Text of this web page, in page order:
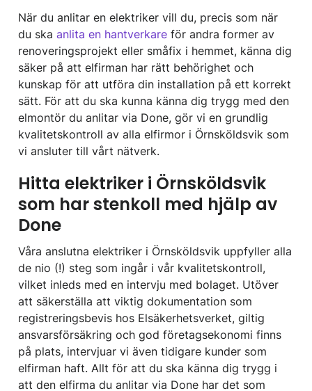
När du anlitar en elektriker vill du, precis som när
du ska anlita en hantverkare för andra former av
renoveringsprojekt eller småfix i hemmet, känna dig
säker på att elfirman har rätt behörighet och
kunskap för att utföra din installation på ett korrekt
sätt. För att du ska kunna känna dig trygg med den
elmontör du anlitar via Done, gör vi en grundlig
kvalitetskontroll av alla elfirmor i Örnsköldsvik som
vi ansluter till vårt nätverk.
Hitta elektriker i Örnsköldsvik
som har stenkoll med hjälp av
Done
Våra anslutna elektriker i Örnsköldsvik uppfyller alla
de nio (!) steg som ingår i vår kvalitetskontroll,
vilket inleds med en intervju med bolaget. Utöver
att säkerställa att viktig dokumentation som
registreringsbevis hos Elsäkerhetsverket, giltig
ansvarsförsäkring och god företagsekonomi finns
på plats, intervjuar vi även tidigare kunder som
elfirman haft. Allt för att du ska känna dig trygg i
att den elfirma du anlitar via Done har det som